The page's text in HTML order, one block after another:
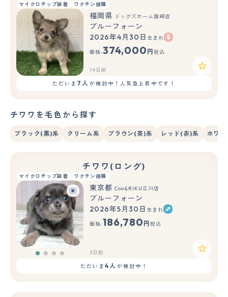
マイクロチップ装着 ワクチン接種
福岡県 ドッグズホーム旗崎店
ブルーフォーン
2026年4月30日 生まれ
価格:374,000 円 税込
19日前
ただいま 7人 が検討中！人気急上昇中です！
チワワを毛色から探す
ブラック(黒)系 クリーム系 ブラウン(茶)系 レッド(赤)系 ホワ
チワワ(ロング)
マイクロチップ装着 ワクチン接種
東京都 Coo&RIKU立川店
ブルーフォーン
2026年5月30日 生まれ
価格:186,780 円 税込
3日前
ただいま4人 が検討中！